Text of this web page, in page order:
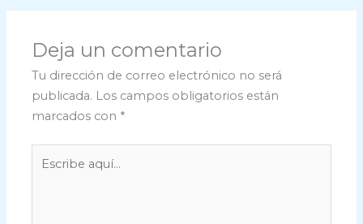
Deja un comentario
Tu dirección de correo electrónico no será
publicada. Los campos obligatorios están
marcados con *